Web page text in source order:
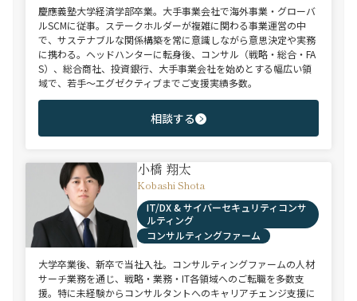
慶應義塾大学経済学部卒業。大手事業会社で海外事業・グローバ
ルSCMに従事。ステークホルダーが複雑に関わる事業運営の中
で、サステナブルな関係構築を常に意識しながら意思決定や実務
に携わる。ヘッドハンターに転身後、コンサル（戦略・総合・FA
S）、総合商社、投資銀行、大手事業会社を始めとする幅広い領
域で、若手～エグゼクティブまでご支援実績多数。
相談する
小橋 翔太
Kobashi Shota
IT/DX & サイバーセキュリティコンサ
ルティング
コンサルティングファーム
大学卒業後、新卒で当社入社。コンサルティングファームの人材
サーチ業務を通じ、戦略・業務・IT各領域へのご転職を多数支
援。特に未経験からコンサルタントへのキャリアチェンジ支援に